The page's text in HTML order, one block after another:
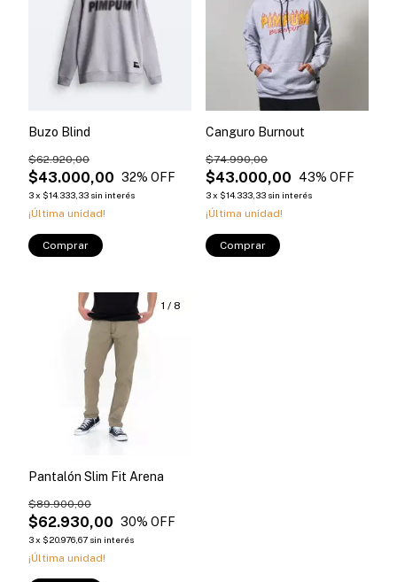
Buzo Blind
$43.000,00
$62.920,00
32% OFF
3x $14.333,33 sin interés
¡Última unidad!
Comprar
Canguro Burnout
$43.000,00
$74.990,00
43% OFF
3x $14.333,33 sin interés
¡Última unidad!
Comprar
1 / 8
Pantalón Slim Fit Arena
$62.930,00
$89.900,00
30% OFF
3x $20.976,67 sin interés
¡Última unidad!